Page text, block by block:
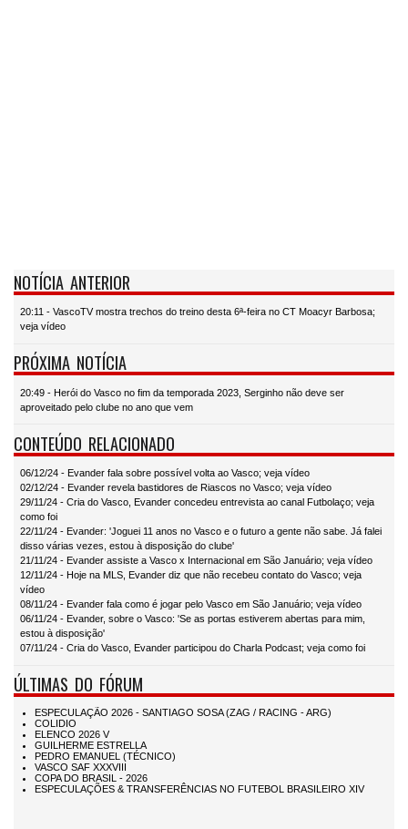
NOTÍCIA ANTERIOR
20:11 - VascoTV mostra trechos do treino desta 6ª-feira no CT Moacyr Barbosa;
veja vídeo
PRÓXIMA NOTÍCIA
20:49 - Herói do Vasco no fim da temporada 2023, Serginho não deve ser
aproveitado pelo clube no ano que vem
CONTEÚDO RELACIONADO
06/12/24 - Evander fala sobre possível volta ao Vasco; veja vídeo
02/12/24 - Evander revela bastidores de Riascos no Vasco; veja vídeo
29/11/24 - Cria do Vasco, Evander concedeu entrevista ao canal Futbolaço; veja
como foi
22/11/24 - Evander: 'Joguei 11 anos no Vasco e o futuro a gente não sabe. Já falei
disso várias vezes, estou à disposição do clube'
21/11/24 - Evander assiste a Vasco x Internacional em São Januário; veja vídeo
12/11/24 - Hoje na MLS, Evander diz que não recebeu contato do Vasco; veja
vídeo
08/11/24 - Evander fala como é jogar pelo Vasco em São Januário; veja vídeo
06/11/24 - Evander, sobre o Vasco: 'Se as portas estiverem abertas para mim,
estou à disposição'
07/11/24 - Cria do Vasco, Evander participou do Charla Podcast; veja como foi
ÚLTIMAS DO FÓRUM